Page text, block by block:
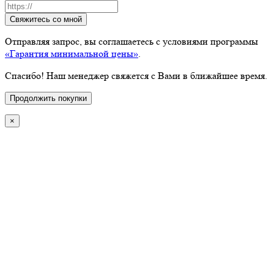
Свяжитесь со мной
Отправляя запрос, вы соглашаетесь с условиями программы
«Гарантия минимальной цены»
Спасибо! Наш менеджер свяжется с Вами в ближайшее время.
Продолжить покупки
×